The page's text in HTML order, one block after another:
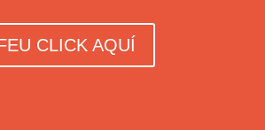
CLICK AQUÍ